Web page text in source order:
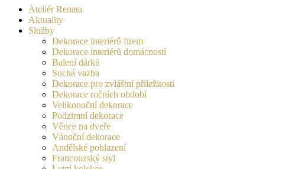
Ateliér Renata
Aktuality
Služby
Dekorace interiérů firem
Dekorace interiérů domácností
Balení dárků
Suchá vazba
Dekorace pro zvláštní příležitosti
Dekorace ročních období
Velikonoční dekorace
Podzimní dekorace
Věnce na dveře
Vánoční dekorace
Andělské pohlazení
Francouzský styl